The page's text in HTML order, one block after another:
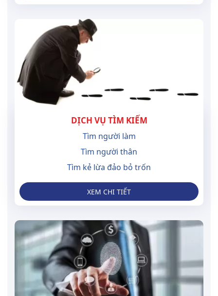
DỊCH VỤ TÌM KIẾM
Tìm người làm
Tìm người thân
Tìm kẻ lừa đảo bỏ trốn
XEM CHI TIẾT